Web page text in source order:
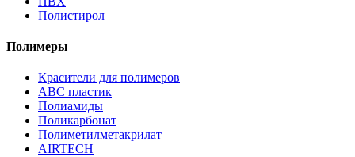
Полистирол
Полимеры
Красители для полимеров
АВС пластик
Полиамиды
Поликарбонат
Полиметилметакрилат
AIRTECH